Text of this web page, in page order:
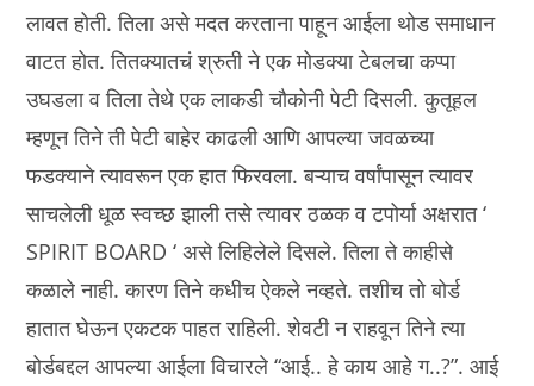
लावत होती. तिला असे मदत करताना पाहून आईला थोड समाधान
वाटत होत. तितक्यातचं श्रुती ने एक मोडक्या टेबलचा कप्पा
उघडला व तिला तेथे एक लाकडी चौकोनी पेटी दिसली. कुतूहल
म्हणून तिने ती पेटी बाहेर काढली आणि आपल्या जवळच्या
फडक्याने त्यावरून एक हात फिरवला. बऱ्याच वर्षांपासून त्यावर
साचलेली धूळ स्वच्छ झाली तसे त्यावर ठळक व टपोर्या अक्षरात ‘
SPIRIT BOARD ‘ असे लिहिलेले दिसले. तिला ते काहीसे
कळाले नाही. कारण तिने कधीच ऐकले नव्हते. तशीच तो बोर्ड
हातात घेऊन एकटक पाहत राहिली. शेवटी न राहवून तिने त्या
बोर्डबद्दल आपल्या आईला विचारले “आई.. हे काय आहे ग..?”. आई